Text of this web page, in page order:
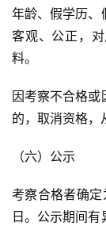
年龄、假学历、
客观、公正，
料。
因考察不合格
的，取消资格，
（六）公示
考察合格者确
日。公示期间